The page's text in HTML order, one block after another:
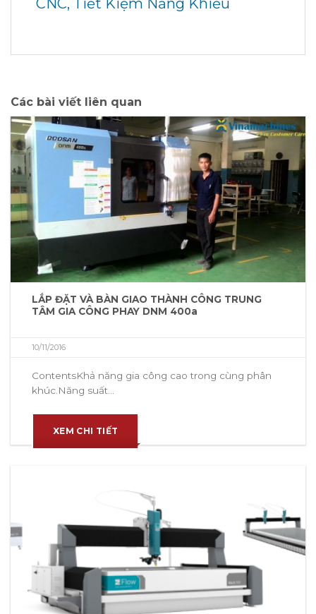
CNC, Tiết Kiệm Năng Khiếu
Các bài viết liên quan
LẮP ĐẶT VÀ BÀN GIAO THÀNH CÔNG TRUNG
TÂM GIA CÔNG PHAY DNM 400a
10/11/2016
ContentsKhả năng gia công cao trong cùng phân
khúc.Năng suất...
XEM CHI TIẾT